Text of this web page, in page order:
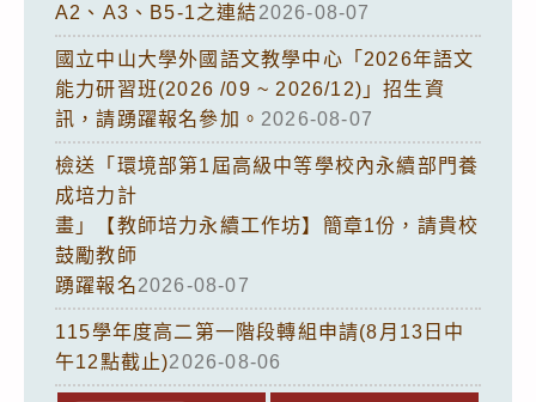
A2、A3、B5-1之連結2026-08-07
國立中山大學外國語文教學中心「2026年語文
能力研習班(2026 /09 ~ 2026/12)」招生資
訊，請踴躍報名參加。 2026-08-07
檢送「環境部第1屆高級中等學校內永續部門養
成培力計
畫」【教師培力永續工作坊】簡章1份，請貴校
鼓勵教師
踴躍報名2026-08-07
115學年度高二第一階段轉組申請(8月13日中
午12點截止)2026-08-06